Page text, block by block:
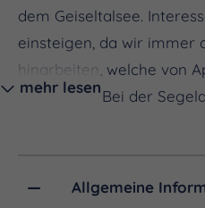
dem Geiseltalsee.
einsteigen, da wir immer
hinarbeiten, welche von
stattfinden. Bei der
mehr lesen
Allgemeine